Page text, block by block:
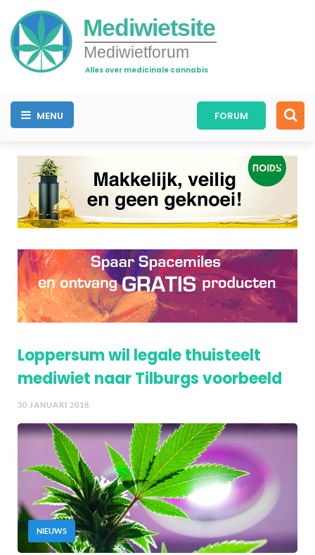
Mediwietsite
Mediwietforum
Alles over medicinale cannabis
MENU FORUM
Loppersum wil legale thuisteelt
mediwiet naar Tilburgs voorbeeld
30 JANUARI 2018
NIEUWS